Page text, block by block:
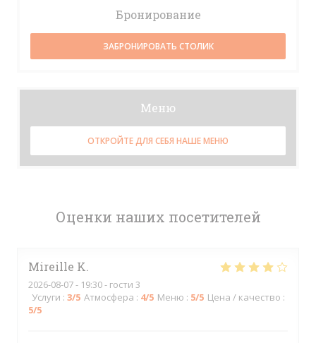
Оценки наших посетителей
Mireille K
2026-08-07- 19:30 - гости 3
Услуги : 3/5 Атмосфера : 4/5 Меню : 5/5 Цена / качество :
5/5
Бронирование
ЗАБРОНИРОВАТЬ СТОЛИК
Меню
ОТКРОЙТЕ ДЛЯ СЕБЯ НАШЕ МЕНЮ